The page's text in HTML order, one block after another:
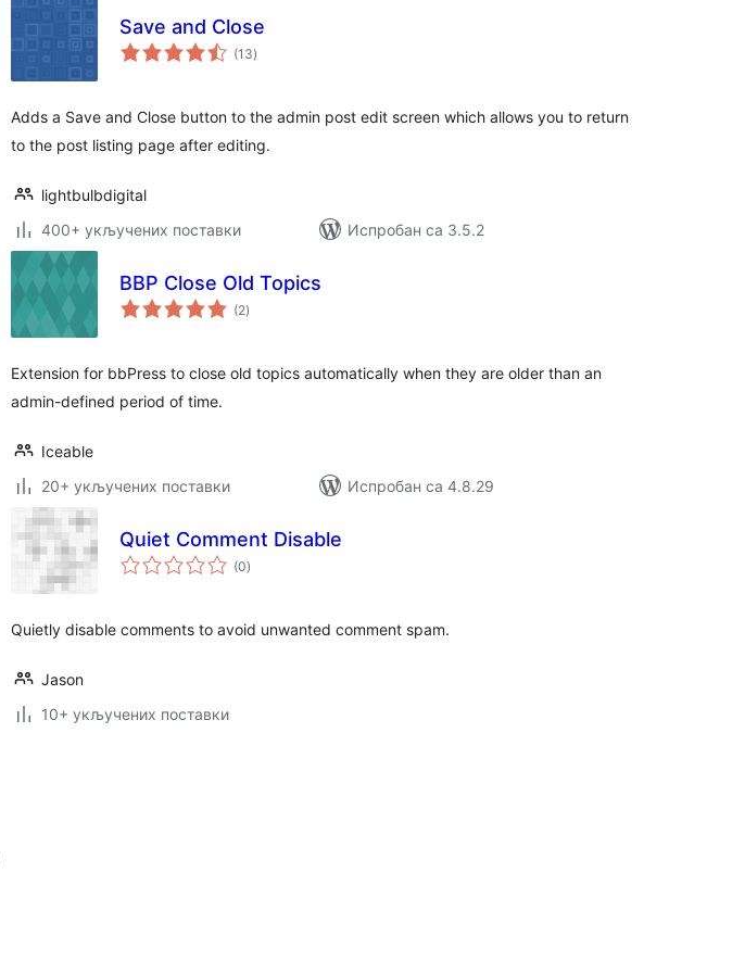
Save and Close
(13укупних
оцена
)
Adds a Save and Close button to the admin post edit screen which allows you to return
to the post listing page after editing.
lightbulbdigital
400+ укључених поставки
Испробан са 3.5.2
BBP Close Old Topics
(2укупних
оцена
)
Extension for bbPress to close old topics automatically when they are older than an
admin-defined period of time.
Iceable
20+ укључених поставки
Испробан са 4.8.29
Quiet Comment Disable
(0укупних
оцена
)
Quietly disable comments to avoid unwanted comment spam.
Jason
10+ укључених поставки